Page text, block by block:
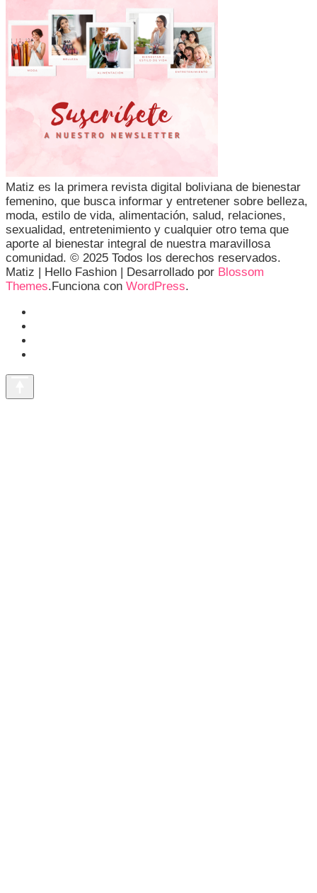
Matiz es la primera revista digital boliviana de bienestar
femenino, que busca informar y entretener sobre belleza,
moda, estilo de vida, alimentación, salud, relaciones,
sexualidad, entretenimiento y cualquier otro tema que
aporte al bienestar integral de nuestra maravillosa
comunidad. © 2025 Todos los derechos reservados.
Matiz | Hello Fashion | Desarrollado por Blossom
Themes.Funciona con WordPress.